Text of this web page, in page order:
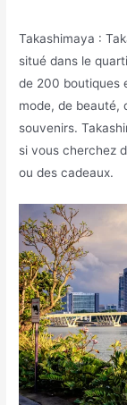
Takashimaya :
situé dans le
de 200 boutiques
mode, de beauté,
souvenirs.
si vous cherchez
ou des cadeaux.